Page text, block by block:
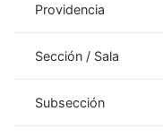
Providencia
Sección / Sala
Subsección